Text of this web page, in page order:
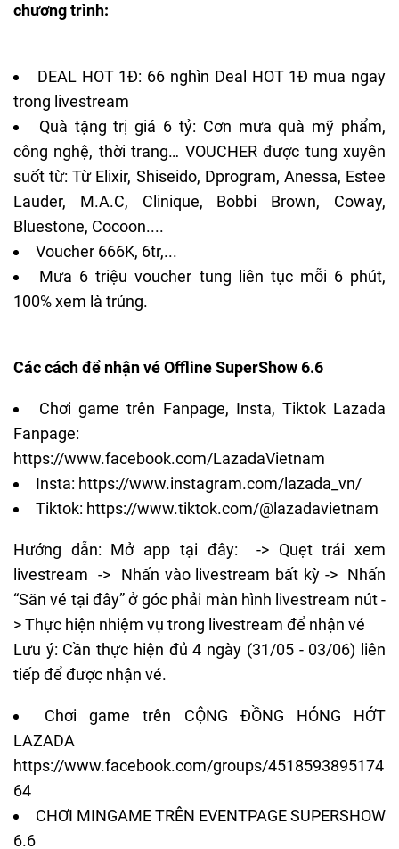
chương trình:
DEAL HOT 1Đ: 66 nghìn Deal HOT 1Đ mua ngay
trong livestream
Quà tặng trị giá 6 tỷ: Cơn mưa quà mỹ phẩm,
công nghệ, thời trang… VOUCHER được tung xuyên
suốt từ: Từ Elixir, Shiseido, Dprogram, Anessa, Estee
Lauder, M.A.C, Clinique, Bobbi Brown, Coway,
Bluestone, Cocoon....
Voucher 666K, 6tr,...
Mưa 6 triệu voucher tung liên tục mỗi 6 phút,
100% xem là trúng.
Các cách để nhận vé Offline SuperShow 6.6
Chơi game trên Fanpage, Insta, Tiktok Lazada
Fanpage:
https://www.facebook.com/LazadaVietnam
Insta: https://www.instagram.com/lazada_vn/
Tiktok: https://www.tiktok.com/@lazadavietnam
Hướng dẫn: Mở app tại đây: -> Quẹt trái xem
livestream -> Nhấn vào livestream bất kỳ -> Nhấn
“Săn vé tại đây” ở góc phải màn hình livestream nút -
> Thực hiện nhiệm vụ trong livestream để nhận vé
Lưu ý: Cần thực hiện đủ 4 ngày (31/05 - 03/06) liên
tiếp để được nhận vé.
Chơi game trên CỘNG ĐỒNG HÓNG HỚT
LAZADA
https://www.facebook.com/groups/4518593895174
64
CHƠI MINGAME TRÊN EVENTPAGE SUPERSHOW
6.6